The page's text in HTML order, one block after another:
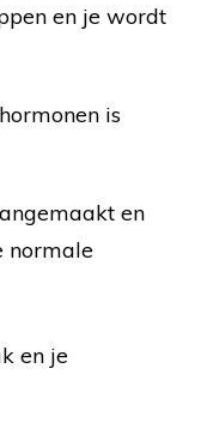
en je wordt
is
en
normale
en je